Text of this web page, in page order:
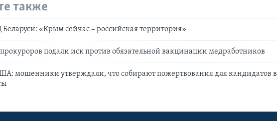
также
«Крым сейчас – российская территория»
подали иск против обязательной вакцинации медработников
мошенники утверждали, что собирают пожертвования для кандидатов в